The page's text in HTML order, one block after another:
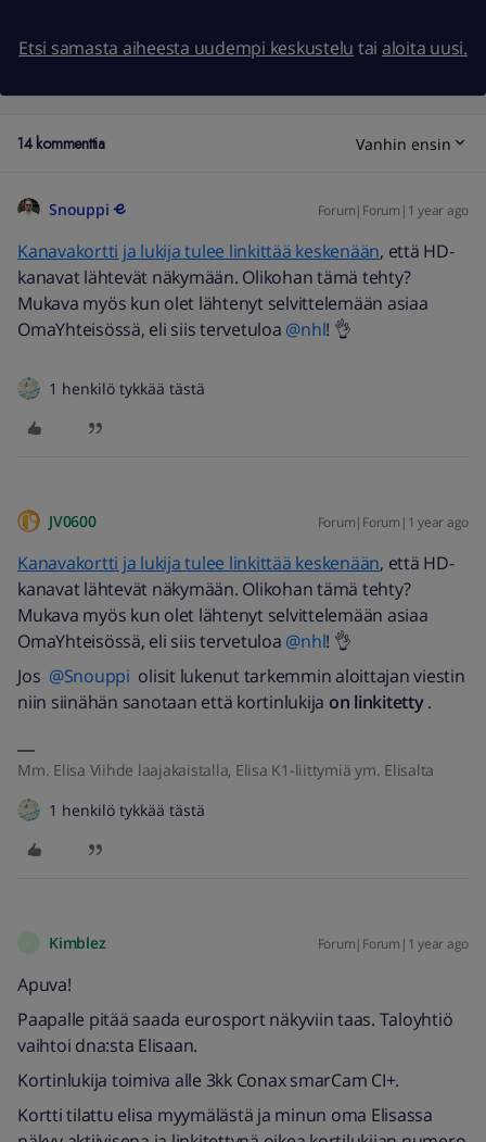
Etsi samasta aiheesta uudempi keskustelu tai aloita uusi.
14 kommenttia Vanhin ensin
Snouppi Forum|Forum|1 year ago
Kanavakortti ja lukija tulee linkittää keskenään, että HD-
kanavat lähtevät näkymään. Olikohan tämä tehty?
Mukava myös kun olet lähtenyt selvittelemään asiaa
OmaYhteisössä, eli siis tervetuloa ​ @nhl! 👌
1 henkilö tykkää tästä
JV0600 Forum|Forum|1 year ago
Kanavakortti ja lukija tulee linkittää keskenään, että HD-
kanavat lähtevät näkymään. Olikohan tämä tehty?
Mukava myös kun olet lähtenyt selvittelemään asiaa
OmaYhteisössä, eli siis tervetuloa ​ @nhl! 👌
Jos ​ @Snouppi olisit lukenut tarkemmin aloittajan viestin
niin siinähän sanotaan että kortinlukija on linkitetty.
Mm. Elisa Viihde laajakaistalla, Elisa K1-liittymiä ym. Elisalta
1 henkilö tykkää tästä
Kimblez Forum|Forum|1 year ago
Apuva!
Paapalle pitää saada eurosport näkyviin taas. Taloyhtiö
vaihtoi dna:sta Elisaan.
Kortinlukija toimiva alle 3kk Conax smarCam CI+.
Kortti tilattu elisa myymälästä ja minun oma Elisassa